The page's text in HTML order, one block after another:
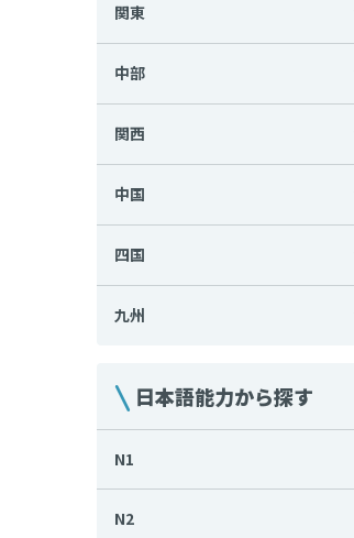
関東
中部
関西
中国
四国
九州
日本語能力から探す
N1
N2